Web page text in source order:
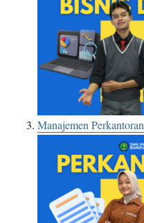
Manajemen Perkantoran